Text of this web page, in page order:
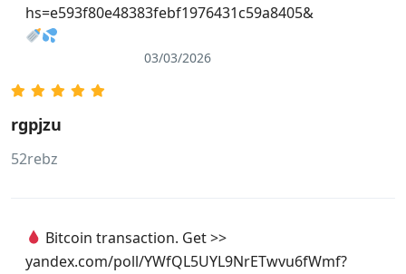
hs=e593f80e48383febf1976431c59a8405&
03/03/2026
rgpjzu
52rebz
Bitcoin transaction. Get >>
yandex.com/poll/YWfQL5UYL9NrETwvu6fWmf?